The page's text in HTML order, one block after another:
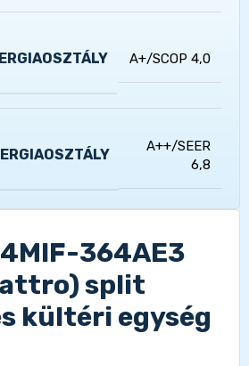
A+/SCOP 4,0
A++/SEER
6,8
364AE3
split
kültéri egység